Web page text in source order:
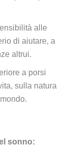
alle
di aiutare, a
altrui.
a porsi
sulla natura
sonno: